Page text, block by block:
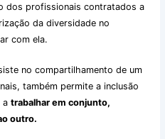
dos profissionais contratados a
da diversidade no
com ela.
no compartilhamento de um
também permite a inclusão
a trabalhar em conjunto,
outro.